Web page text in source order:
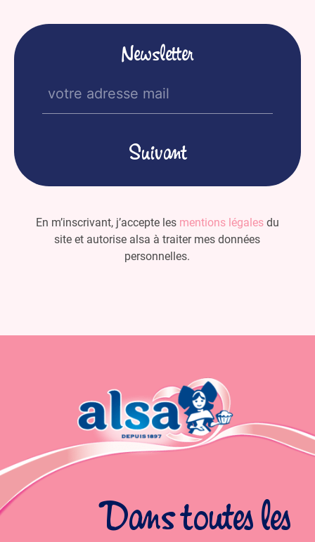
Newsletter
E-
mail
En m’inscrivant, j’accepte les mentions légalesdu
site et autorise alsa à traiter mes données
personnelles.
Dans toutes les